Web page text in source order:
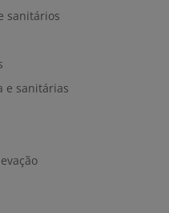
sanitários
e sanitárias